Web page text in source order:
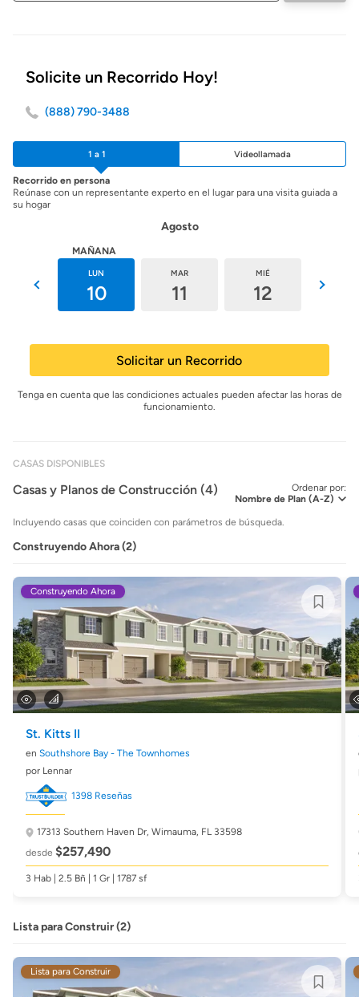
Solicite un Recorrido Hoy!
(888) 790-3488
1 a 1 Videollamada
Recorrido en persona
Reúnase con un representante experto en el lugar para una visita guiada a
su hogar
Agosto
MAÑANA
LUN
10
MAR
11
MIÉ
12
Solicitar un Recorrido
Tenga en cuenta que las condiciones actuales pueden afectar las horas de
funcionamiento.
CASAS DISPONIBLES
Ordenar por:
Casas y Planos de Construcción (4)
Incluyendo casas que coinciden con parámetros de búsqueda.
Construyendo Ahora (2)
Construyendo Ahora
St. Kitts II
en Southshore Bay - The Townhomes
por Lennar
1398 Reseñas
17313 Southern Haven Dr, Wimauma, FL 33598
desde $257,490
3 Hab | 2.5 Bñ | 1 Gr | 1787 sf
Lista para Construir (2)
Lista para Construir